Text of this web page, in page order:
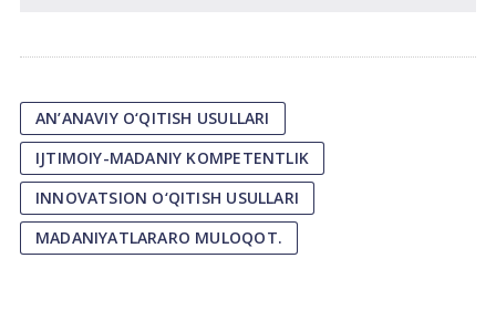
AN’ANAVIY O‘QITISH USULLARI
IJTIMOIY-MADANIY KOMPETENTLIK
INNOVATSION O‘QITISH USULLARI
MADANIYATLARARO MULOQOT.